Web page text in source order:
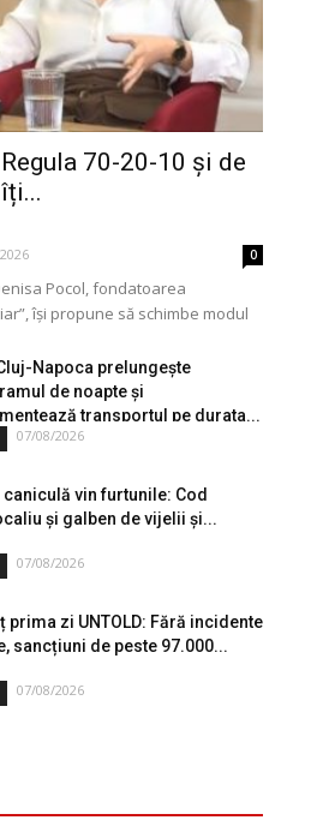
70-20-10 și de
0
Pocol, fondatoarea
își propune să schimbe modul
Napoca prelungește
de noapte și
transportul pe durata...
07/08/2026
caniculă vin furtunile: Cod
și galben de vijelii și...
07/08/2026
prima zi UNTOLD: Fără incidente
sancțiuni de peste 97.000...
07/08/2026